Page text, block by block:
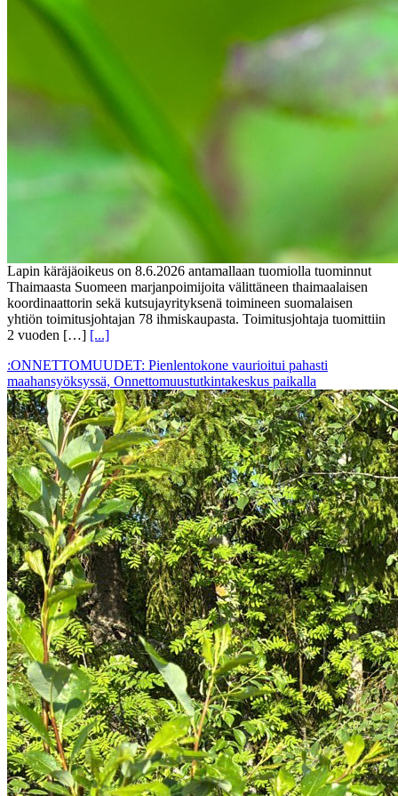
Lapin käräjäoikeus on 8.6.2026 antamallaan tuomiolla tuominnut
Thaimaasta Suomeen marjanpoimijoita välittäneen thaimaalaisen
koordinaattorin sekä kutsujayrityksenä toimineen suomalaisen
yhtiön toimitusjohtajan 78 ihmiskaupasta. Toimitusjohtaja tuomittiin
2 vuoden […] [...]
:ONNETTOMUUDET: Pienlentokone vaurioitui pahasti
maahansyöksyssä, Onnettomuustutkintakeskus paikalla